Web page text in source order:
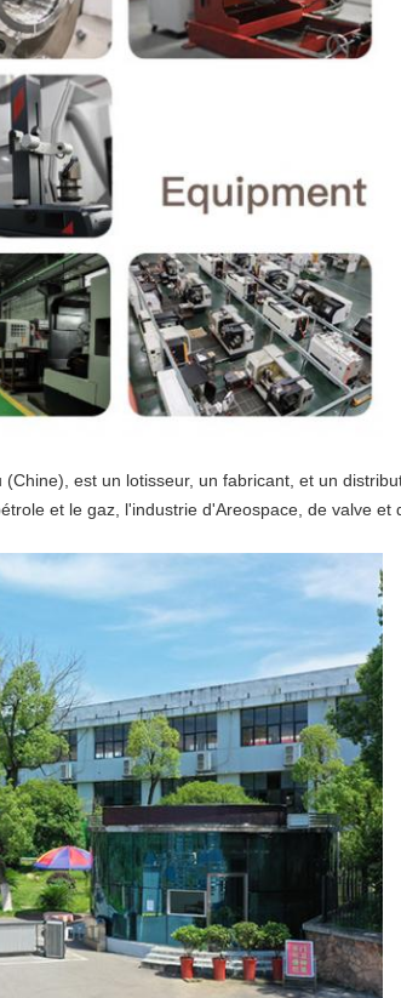
(Chine), est un lotisseur, un fabricant, et un
et le gaz, l'industrie d'Areospace, de valve et